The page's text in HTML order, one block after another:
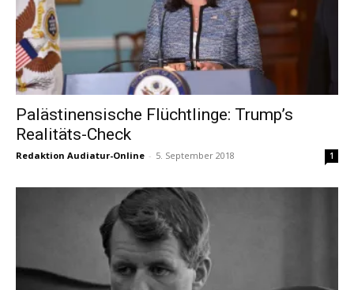
Palästinensische Flüchtlinge: Trump’s
Realitäts-Check
Redaktion Audiatur-Online - 5. September 2018 1